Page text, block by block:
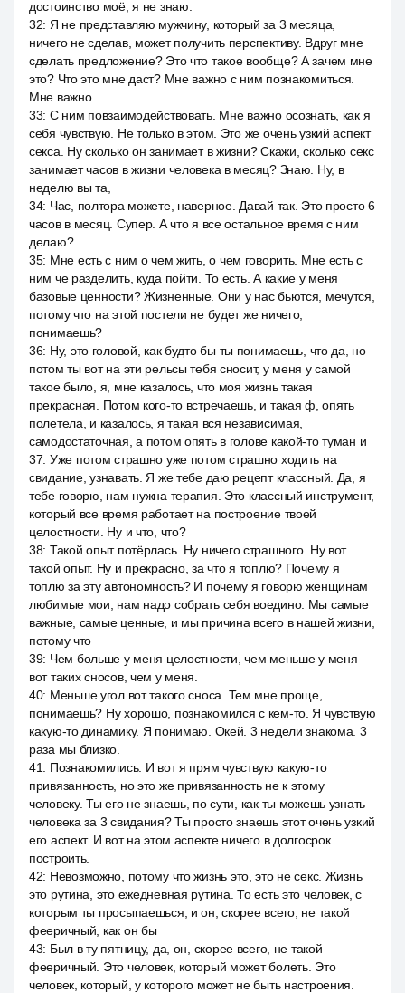
достоинство моё, я не знаю.
32: Я не представляю мужчину, который за 3 месяца,
ничего не сделав, может получить перспективу. Вдруг мне
сделать предложение? Это что такое вообще? А зачем мне
это? Что это мне даст? Мне важно с ним познакомиться.
Мне важно.
33: С ним повзаимодействовать. Мне важно осознать, как я
себя чувствую. Не только в этом. Это же очень узкий аспект
секса. Ну сколько он занимает в жизни? Скажи, сколько секс
занимает часов в жизни человека в месяц? Знаю. Ну, в
неделю вы та,
34: Час, полтора можете, наверное. Давай так. Это просто 6
часов в месяц. Супер. А что я все остальное время с ним
делаю?
35: Мне есть с ним о чем жить, о чем говорить. Мне есть с
ним че разделить, куда пойти. То есть. А какие у меня
базовые ценности? Жизненные. Они у нас бьются, мечутся,
потому что на этой постели не будет же ничего,
понимаешь?
36: Ну, это головой, как будто бы ты понимаешь, что да, но
потом ты вот на эти рельсы тебя сносит, у меня у самой
такое было, я, мне казалось, что моя жизнь такая
прекрасная. Потом кого-то встречаешь, и такая ф, опять
полетела, и казалось, я такая вся независимая,
самодостаточная, а потом опять в голове какой-то туман и
37: Уже потом страшно уже потом страшно ходить на
свидание, узнавать. Я же тебе даю рецепт классный. Да, я
тебе говорю, нам нужна терапия. Это классный инструмент,
который все время работает на построение твоей
целостности. Ну и что, что?
38: Такой опыт потёрлась. Ну ничего страшного. Ну вот
такой опыт. Ну и прекрасно, за что я топлю? Почему я
топлю за эту автономность? И почему я говорю женщинам
любимые мои, нам надо собрать себя воедино. Мы самые
важные, самые ценные, и мы причина всего в нашей жизни,
потому что
39: Чем больше у меня целостности, чем меньше у меня
вот таких сносов, чем у меня.
40: Меньше угол вот такого сноса. Тем мне проще,
понимаешь? Ну хорошо, познакомился с кем-то. Я чувствую
какую-то динамику. Я понимаю. Окей. 3 недели знакома. 3
раза мы близко.
41: Познакомились. И вот я прям чувствую какую-то
привязанность, но это же привязанность не к этому
человеку. Ты его не знаешь, по сути, как ты можешь узнать
человека за 3 свидания? Ты просто знаешь этот очень узкий
его аспект. И вот на этом аспекте ничего в долгосрок
построить.
42: Невозможно, потому что жизнь это, это не секс. Жизнь
это рутина, это ежедневная рутина. То есть это человек, с
которым ты просыпаешься, и он, скорее всего, не такой
фееричный, как он бы
43: Был в ту пятницу, да, он, скорее всего, не такой
фееричный. Это человек, который может болеть. Это
человек, который, у которого может не быть настроения.